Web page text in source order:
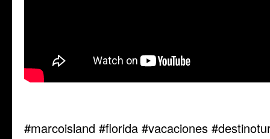
#marcoisland #florida #vacaciones